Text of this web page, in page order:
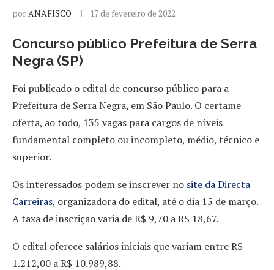
por ANAFISCO 17 de fevereiro de 2022
Concurso público Prefeitura de Serra
Negra (SP)
Foi publicado o edital de concurso público para a
Prefeitura de Serra Negra, em São Paulo. O certame
oferta, ao todo, 135 vagas para cargos de níveis
fundamental completo ou incompleto, médio, técnico e
superior.
Os interessados podem se inscrever no site da Directa
Carreiras, organizadora do edital, até o dia 15 de março.
A taxa de inscrição varia de R$ 9,70 a R$ 18,67.
O edital oferece salários iniciais que variam entre R$
1.212,00 a R$ 10.989,88.